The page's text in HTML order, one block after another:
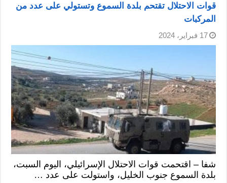
قوات الاحتلال تقتحم بلدة السموع وتستولي على عدد من
المركبات
17 فبراير، 2024
شفا – اقتحمت قوات الاحتلال الإسرائيلي، اليوم السبت،
بلدة السموع جنوب الخليل، واستولت على عدد …